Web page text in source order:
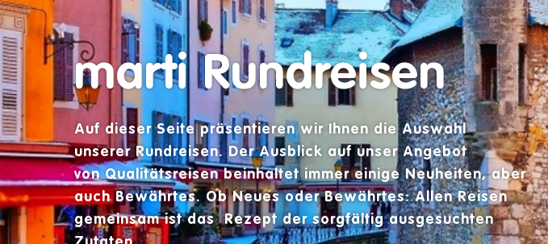
marti Rundreisen
Auf dieser Seite präsentieren wir Ihnen die Auswahl
unserer Rundreisen. Der Ausblick auf unser Angebot
vonQualitätsreisenbeinhaltet immer einige Neuheiten, aber
auch Bewährtes. Ob Neues oder Bewährtes: AllenReisen
gemeinsam ist das Rezept der sorgfältig ausgesuchten